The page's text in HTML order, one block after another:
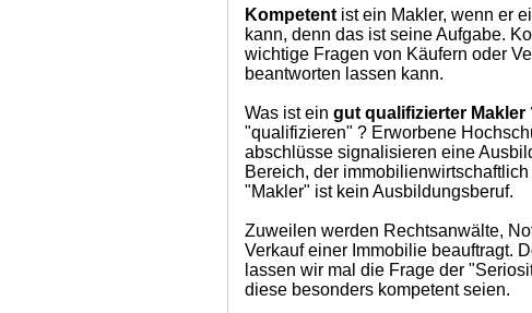
Kompetent ist ein Makler, wenn er
kann, denn das ist seine Aufgabe.
wichtige Fragen von Käufern oder
beantworten lassen kann.
Was ist ein gut qualifizierter Makler
"qualifizieren" ? Erworbene
abschlüsse signalisieren eine
Bereich, der
"Makler" ist kein Ausbildungsberuf.
Zuweilen werden Rechtsanwälte,
Verkauf einer Immobilie beauftragt.
lassen wir mal die Frage der
diese besonders kompetent seien.